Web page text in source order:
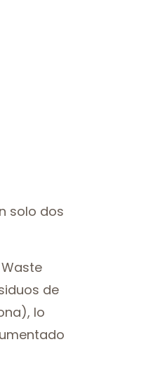
solo dos
de
lo